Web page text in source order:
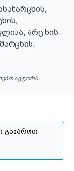
არც ხის,
ავტორს.